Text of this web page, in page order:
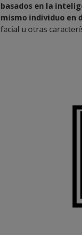
basados en la
mismo individuo en
facial u otras